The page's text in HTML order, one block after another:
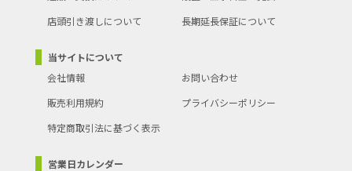
店頭引き渡しについて
長期延長保証について
当サイトについて
会社情報
お問い合わせ
販売利用規約
プライバシーポリシー
特定商取引法に基づく表示
営業日カレンダー